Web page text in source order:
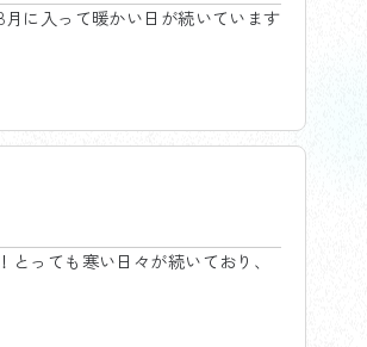
に入って暖かい日が続いています
ンター
とっても寒い日々が続いており、